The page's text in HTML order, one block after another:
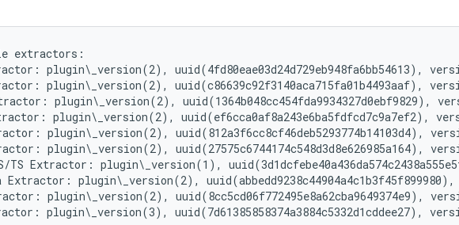
extractors:
plugin\_version(2),
plugin\_version(2), uuid(c86639c92f3140aca715fa01b4493aaf),
plugin\_version(2),
plugin\_version(2),
plugin\_version(2), uuid(812a3f6cc8cf46deb5293774b14103d4),
plugin\_version(2),
PS/TS Extractor: plugin\_version(1),
Extractor: plugin\_version(2),
plugin\_version(2),